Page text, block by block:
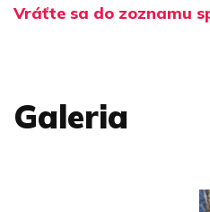
Vráťte sa do zoznamu
Galeria